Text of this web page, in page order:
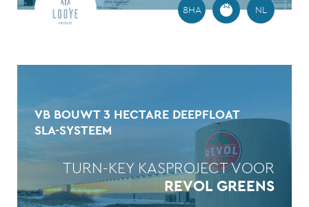
8HA NL
VB BOUWT 3 HECTARE DEEPFLOAT
SLA-SYSTEEM
TURN-KEY KASPROJECT VOOR
REVOL GREENS